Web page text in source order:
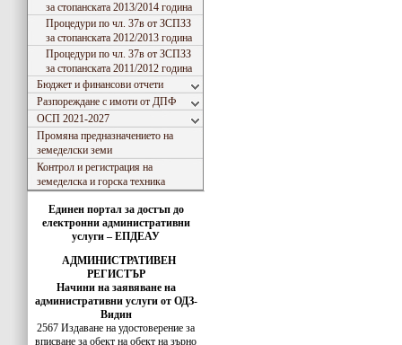
за стопанската 2013/2014 година
Процедури по чл. 37в от ЗСПЗЗ
за стопанската 2012/2013 година
Процедури по чл. 37в от ЗСПЗЗ
за стопанската 2011/2012 година
Бюджет и финансови отчети
Разпореждане с имоти от ДПФ
ОСП 2021-2027
Промяна предназначението на
земеделски земи
Контрол и регистрация на
земеделска и горска техника
Единен портал за достъп до
електронни административни
услуги – ЕПДЕАУ
АДМИНИСТРАТИВЕН
РЕГИСТЪР
Начини на заявяване на
административни услуги от ОДЗ-
Видин
2567 Издаване на удостоверение за
вписванe за обект на обект на зърно